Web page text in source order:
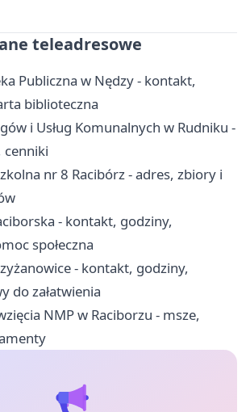
teleadresowe
Publiczna w Nędzy - kontakt,
biblioteczna
i Usług Komunalnych w Rudniku -
cenniki
nr 8 Racibórz - adres, zbiory i
- kontakt, godziny,
społeczna
- kontakt, godziny,
do załatwienia
NMP w Raciborzu - msze,